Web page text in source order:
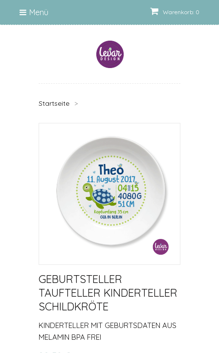
Warenkorb: 0
Menü
Startseite >
GEBURTSTELLER
TAUFTELLER KINDERTELLER
SCHILDKRÖTE
KINDERTELLER MIT GEBURTSDATEN AUS
MELAMIN BPA FREI